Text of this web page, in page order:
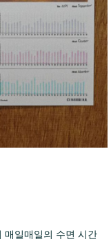
매일매일의 수면 시간